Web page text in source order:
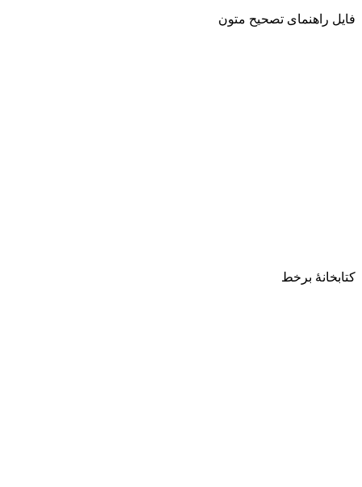
فایل راهنمای تصحیح متون
کتابخانۀ برخط